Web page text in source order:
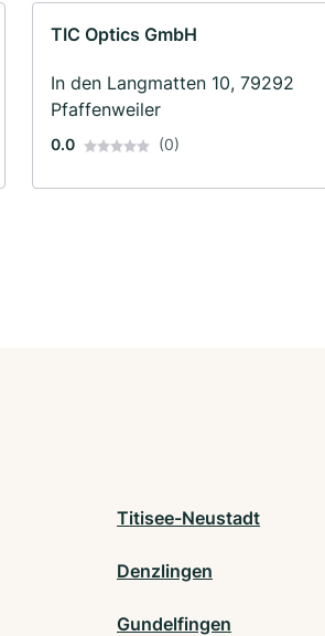
TIC Optics GmbH
In den Langmatten 10, 79292
Pfaffenweiler
0.0 (0)
Titisee-Neustadt
Denzlingen
Gundelfingen